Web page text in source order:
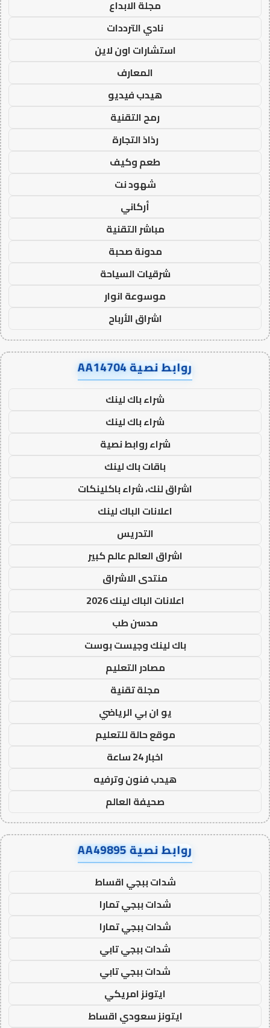
مجلة الابداع
نادي الترددات
استشارات اون لاين
المعارف
هيدب فيديو
رمح التقنية
رذاذ التجارة
طعم وكيف
شهود نت
أركاني
مباشر التقنية
مدونة صحبة
شرقيات السياحة
موسوعة انوار
اشراق الأرباح
روابط نصية AA14704
شراء باك لينك
شراء باك لينك
شراء روابط نصية
باقات باك لينك
اشراق لنك، شراء باكلينكات
اعلانات الباك لينك
التدريس
اشراق العالم عالم كبير
منتدى الاشراق
اعلانات الباك لينك 2026
مدسن طب
باك لينك وجيست بوست
مصادر التعليم
مجلة تقنية
يو ان بي الرياضي
موقع حالة للتعليم
اخبار 24 ساعة
هيدب فنون وترفيه
صحيفة العالم
روابط نصية AA49895
شدات ببجي اقساط
شدات ببجي تمارا
شدات ببجي تمارا
شدات ببجي تابي
شدات ببجي تابي
ايتونز امريكي
ايتونز سعودي اقساط